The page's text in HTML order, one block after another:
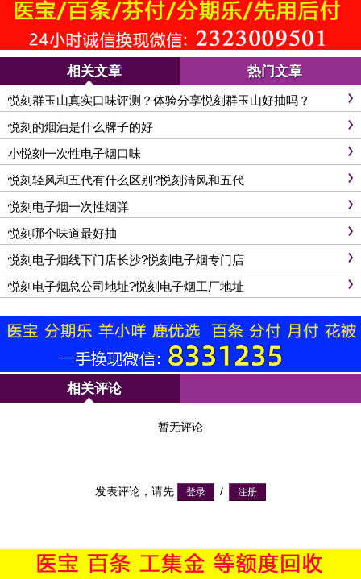
相关文章 热门文章
悦刻群玉山真实口味评测？体验分享悦刻群玉山好抽吗？
悦刻的烟油是什么牌子的好
小悦刻一次性电子烟口味
悦刻轻风和五代有什么区别?悦刻清风和五代
悦刻电子烟一次性烟弹
悦刻哪个味道最好抽
悦刻电子烟线下门店长沙?悦刻电子烟专门店
悦刻电子烟总公司地址?悦刻电子烟工厂地址
相关评论
暂无评论
发表评论，请先 /